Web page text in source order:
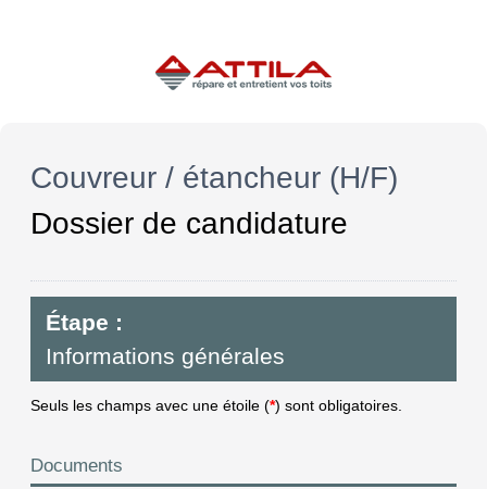
Couvreur / étancheur (H/F)
Dossier de candidature
Étape :
Informations générales
Seuls les champs avec une étoile (*) sont obligatoires.
Documents